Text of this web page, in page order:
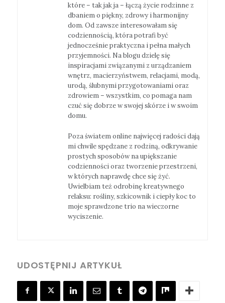
które – tak jak ja – łączą życie rodzinne z
dbaniem o piękny, zdrowy i harmonijny
dom. Od zawsze interesowałam się
codziennością, która potrafi być
jednocześnie praktyczna i pełna małych
przyjemności. Na blogu dzielę się
inspiracjami związanymi z urządzaniem
wnętrz, macierzyństwem, relacjami, modą,
urodą, ślubnymi przygotowaniami oraz
zdrowiem – wszystkim, co pomaga nam
czuć się dobrze w swojej skórze i w swoim
domu.
Poza światem online najwięcej radości dają
mi chwile spędzane z rodziną, odkrywanie
prostych sposobów na upiększanie
codzienności oraz tworzenie przestrzeni,
w których naprawdę chce się żyć.
Uwielbiam też odrobinę kreatywnego
relaksu: rośliny, szkicownik i ciepły koc to
moje sprawdzone trio na wieczorne
wyciszenie.
UDOSTĘPNIJ ARTYKUŁ